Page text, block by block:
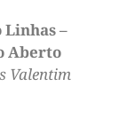
Linhas –
Aberto
Valentim